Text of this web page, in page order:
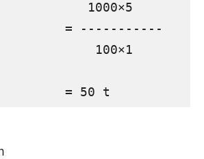
                   = 50 t